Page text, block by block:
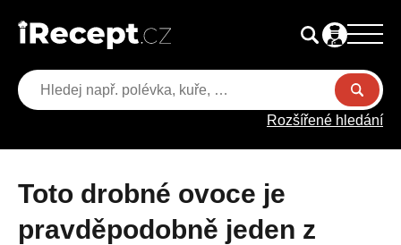
Rozšířené hledání
Toto drobné ovoce je
pravděpodobně jeden z